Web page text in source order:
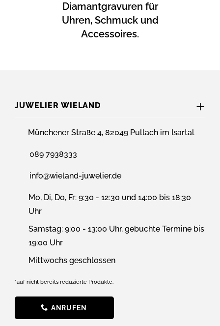
Diamantgravuren für
Uhren, Schmuck und
Accessoires.
JUWELIER WIELAND
Münchener Straße 4, 82049 Pullach im Isartal
089 7938333
info@wieland-juwelier.de
Mo, Di, Do, Fr: 9:30 - 12:30 und 14:00 bis 18:30
Uhr
Samstag: 9:00 - 13:00 Uhr, gebuchte Termine bis
19:00 Uhr
Mittwochs geschlossen
*auf nicht bereits reduzierte Produkte.
ANRUFEN